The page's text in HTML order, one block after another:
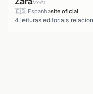
Moda
🇪🇸 Espanhasite oficial
4 leituras editoriais